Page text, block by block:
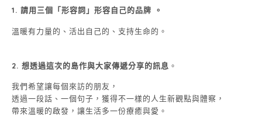
1. 請用三個「形容詞」形容自己的品牌 。
溫暖有力量的、活出自己的、支持生命的。
2. 想透過這次的島作與大家傳遞分享的訊息 。
我們希望讓每個來訪的朋友，
透過一段話、一個句子，獲得不一樣的人生新觀點與體察，
帶來溫暖的啟發，讓生活多一份療癒與愛。